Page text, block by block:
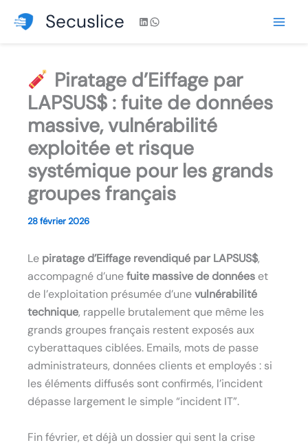
Secuslice LinkedIn
WhatsApp
Piratage d’Eiffage par
LAPSUS$ : fuite de données
massive, vulnérabilité
exploitée et risque
systémique pour les grands
groupes français
28 février 2026
Le piratage d’Eiffage revendiqué par LAPSUS$,
accompagné d’unefuite massive de données et
de l’exploitation présumée d’unevulnérabilité
technique, rappelle brutalement que même les
grands groupes français restent exposés aux
cyberattaques ciblées. Emails, mots de passe
administrateurs, données clients et employés : si
les éléments diffusés sont confirmés, l’incident
dépasse largement le simple “incident IT”.
Fin février, et déjà un dossier qui sent la crise